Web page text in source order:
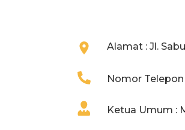
Alamat : Jl.
Nomor Telepon
Ketua Umum :